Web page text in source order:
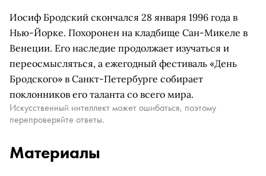
Иосиф Бродский скончался 28 января 1996 года в
Нью-Йорке. Похоронен на кладбище Сан-Микеле в
Венеции. Его наследие продолжает изучаться и
переосмысляться, а ежегодный фестиваль «День
Бродского» в Санкт-Петербурге собирает
поклонников его таланта со всего мира.
Искусственный интеллект может ошибаться, поэтому
перепроверяйте ответы.
Материалы